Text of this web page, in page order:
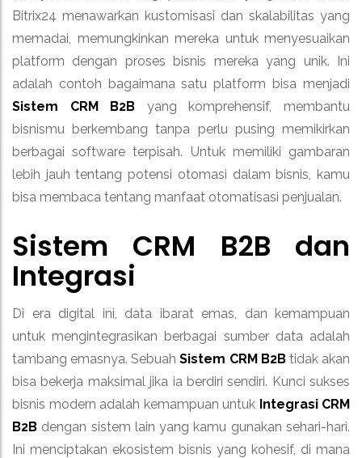
Bitrix24 menawarkan kustomisasi dan skalabilitas yang
memadai, memungkinkan mereka untuk menyesuaikan
platform dengan proses bisnis mereka yang unik. Ini
adalah contoh bagaimana satu platform bisa menjadi
Sistem CRM B2B yang komprehensif, membantu
bisnismu berkembang tanpa perlu pusing memikirkan
berbagai software terpisah. Untuk memiliki gambaran
lebih jauh tentang potensi otomasi dalam bisnis, kamu
bisa membaca tentang manfaat otomatisasi penjualan.
Sistem CRM B2B dan
Integrasi
Di era digital ini, data ibarat emas, dan kemampuan
untuk mengintegrasikan berbagai sumber data adalah
tambang emasnya. SebuahSistem CRM B2Btidak akan
bisa bekerja maksimal jika ia berdiri sendiri. Kunci sukses
bisnis modern adalah kemampuan untuk Integrasi CRM
B2B dengan sistem lain yang kamu gunakan sehari-hari.
Ini menciptakan ekosistem bisnis yang kohesif, di mana